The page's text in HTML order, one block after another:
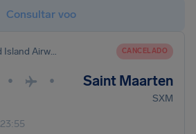
Consultar voo
Windward Island Airways International CANCELADO
• • Saint Maarten
SXM
23:55